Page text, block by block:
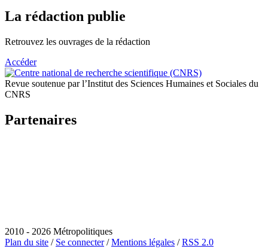
La rédaction publie
Retrouvez les ouvrages de la rédaction
Accéder
Revue soutenue par l’Institut des Sciences Humaines et Sociales du
CNRS
Partenaires
2010 - 2026 Métropolitiques
Plan du site / Se connecter/Mentions légales /RSS 2.0